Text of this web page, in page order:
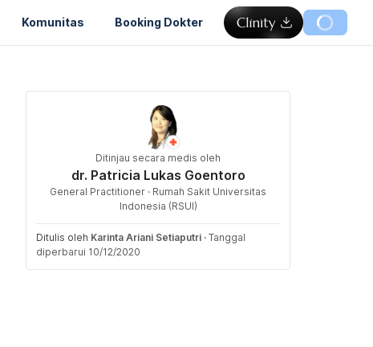
Komunitas Booking Dokter
Ditinjau secara medis oleh
dr. Patricia Lukas Goentoro
General Practitioner · Rumah Sakit Universitas
Indonesia (RSUI)
Ditulis oleh Karinta Ariani Setiaputri · Tanggal
diperbarui 10/12/2020